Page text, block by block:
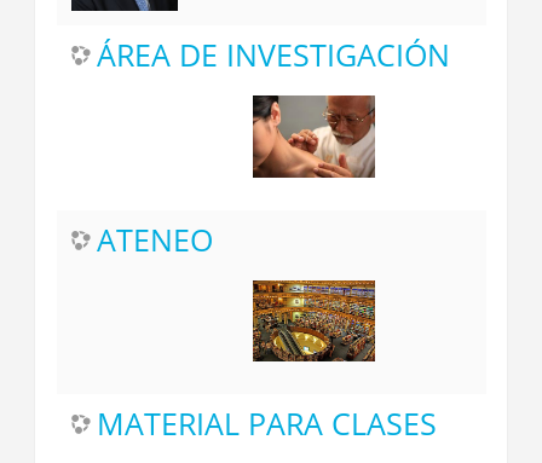
ÁREA DE INVESTIGACIÓN
ATENEO
MATERIAL PARA CLASES